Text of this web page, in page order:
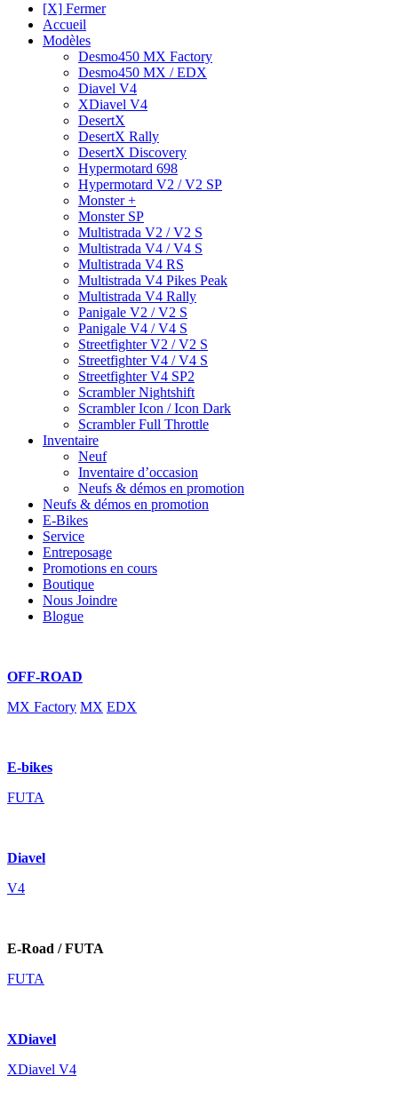
[X] Fermer
Accueil
Modèles
Desmo450 MX Factory
Desmo450 MX / EDX
Diavel V4
XDiavel V4
DesertX
DesertX Rally
DesertX Discovery
Hypermotard 698
Hypermotard V2 / V2 SP
Monster +
Monster SP
Multistrada V2 / V2 S
Multistrada V4 / V4 S
Multistrada V4 RS
Multistrada V4 Pikes Peak
Multistrada V4 Rally
Panigale V2 / V2 S
Panigale V4 / V4 S
Streetfighter V2 / V2 S
Streetfighter V4 / V4 S
Streetfighter V4 SP2
Scrambler Nightshift
Scrambler Icon / Icon Dark
Scrambler Full Throttle
Inventaire
Neuf
Inventaire d’occasion
Neufs & démos en promotion
Neufs & démos en promotion
E-Bikes
Service
Entreposage
Promotions en cours
Boutique
Nous Joindre
Blogue
OFF-ROAD
MX Factory MX EDX
E-bikes
FUTA
Diavel
V4
E-Road / FUTA
FUTA
XDiavel
XDiavel V4